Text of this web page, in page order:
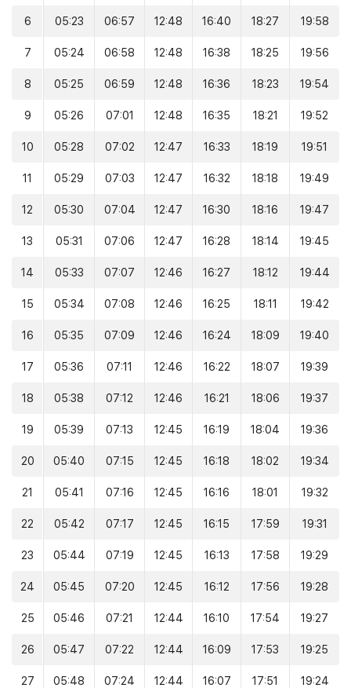
6 05:23 06:57 12:48 16:40 18:27 19:58
7 05:24 06:58 12:48 16:38 18:25 19:56
8 05:25 06:59 12:48 16:36 18:23 19:54
9 05:26 07:01 12:48 16:35 18:21 19:52
10 05:28 07:02 12:47 16:33 18:19 19:51
11 05:29 07:03 12:47 16:32 18:18 19:49
12 05:30 07:04 12:47 16:30 18:16 19:47
13 05:31 07:06 12:47 16:28 18:14 19:45
14 05:33 07:07 12:46 16:27 18:12 19:44
15 05:34 07:08 12:46 16:25 18:11 19:42
16 05:35 07:09 12:46 16:24 18:09 19:40
17 05:36 07:11 12:46 16:22 18:07 19:39
18 05:38 07:12 12:46 16:21 18:06 19:37
19 05:39 07:13 12:45 16:19 18:04 19:36
20 05:40 07:15 12:45 16:18 18:02 19:34
21 05:41 07:16 12:45 16:16 18:01 19:32
22 05:42 07:17 12:45 16:15 17:59 19:31
23 05:44 07:19 12:45 16:13 17:58 19:29
24 05:45 07:20 12:45 16:12 17:56 19:28
25 05:46 07:21 12:44 16:10 17:54 19:27
26 05:47 07:22 12:44 16:09 17:53 19:25
27 05:48 07:24 12:44 16:07 17:51 19:24